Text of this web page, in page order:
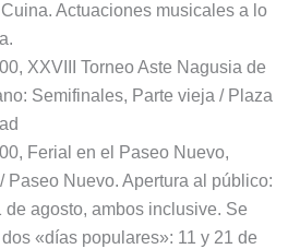
Actuaciones musicales a lo
XXVIII Torneo Aste Nagusia de
Semifinales, Parte vieja / Plaza
Ferial en el Paseo Nuevo,
Paseo Nuevo. Apertura al público:
de agosto, ambos inclusive. Se
«días populares»: 11 y 21 de